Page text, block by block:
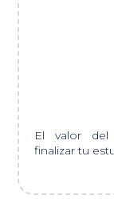
El valor del
finalizar tu